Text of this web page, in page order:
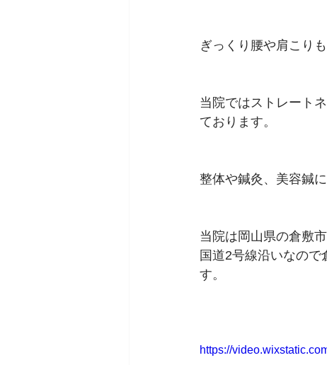
ぎっくり腰や肩こり
当院ではストレート
ております。
整体や鍼灸、美容鍼
当院は岡山県の倉敷
国道2号線沿いなの
す。
https://